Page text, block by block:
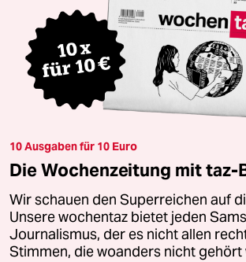
10 Ausgaben für 10 Euro
Die Wochenzeitung mit taz-
Wir schauen den Superreichen auf
Unsere wochentaz bietet jeden
Journalismus, der es nicht allen
Stimmen, die woanders nicht gehört